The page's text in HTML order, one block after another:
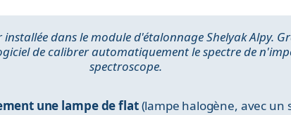
installée dans le module d'étalonnage Shelyak Alpy.
de calibrer automatiquement le spectre de
spectroscope.
une lampe de flat(lampe halogène, avec un